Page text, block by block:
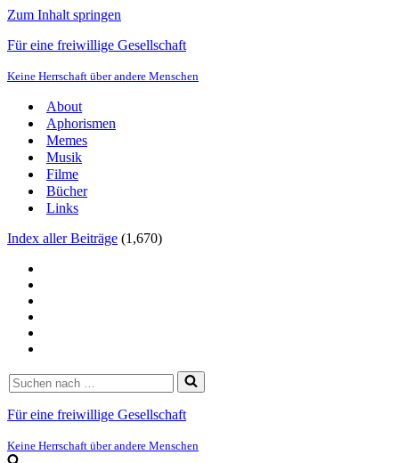
Zum Inhalt springen
Für eine freiwillige Gesellschaft
Keine Herrschaft über andere Menschen
About
Aphorismen
Memes
Musik
Filme
Bücher
Links
Index aller Beiträge (1,670)
Suchen
nach …
Für eine freiwillige Gesellschaft
Keine Herrschaft über andere Menschen